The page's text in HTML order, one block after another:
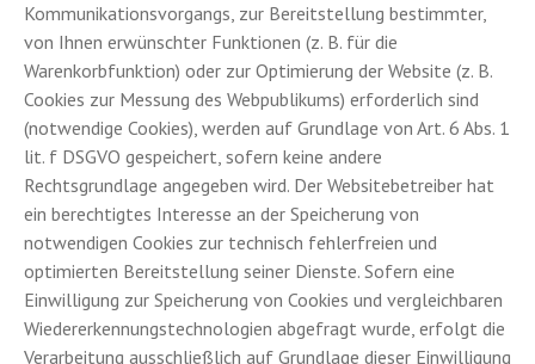
Kommunikationsvorgangs, zur Bereitstellung bestimmter,
von Ihnen erwünschter Funktionen (z. B. für die
Warenkorbfunktion) oder zur Optimierung der Website (z. B.
Cookies zur Messung des Webpublikums) erforderlich sind
(notwendige Cookies), werden auf Grundlage von Art. 6 Abs. 1
lit. f DSGVO gespeichert, sofern keine andere
Rechtsgrundlage angegeben wird. Der Websitebetreiber hat
ein berechtigtes Interesse an der Speicherung von
notwendigen Cookies zur technisch fehlerfreien und
optimierten Bereitstellung seiner Dienste. Sofern eine
Einwilligung zur Speicherung von Cookies und vergleichbaren
Wiedererkennungstechnologien abgefragt wurde, erfolgt die
Verarbeitung ausschließlich auf Grundlage dieser Einwilligung